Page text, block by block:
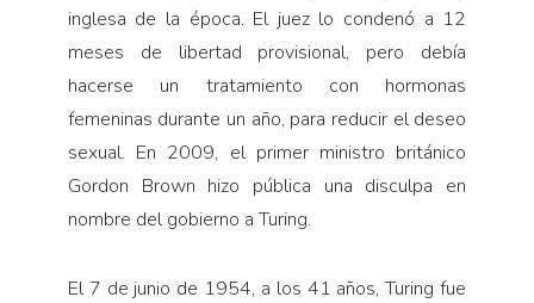
inglesa de la época. El juez lo condenó a 12
meses de libertad provisional, pero debía
hacerse un tratamiento con hormonas
femeninas durante un año, para reducir el deseo
sexual. En 2009, el primer ministro británico
Gordon Brown hizo pública una disculpa en
nombre del gobierno a Turing.
El 7 de junio de 1954, a los 41 años, Turing fue